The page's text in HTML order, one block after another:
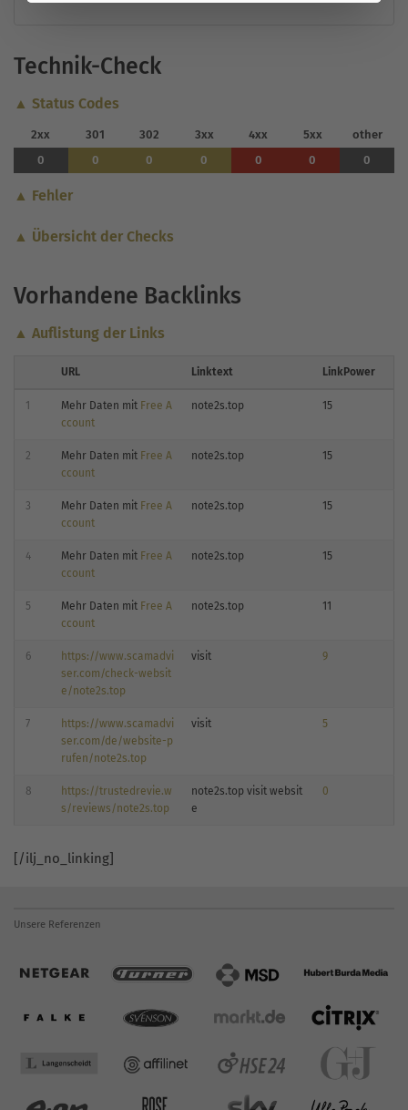
Technik-Check
▲ Status Codes
2xx 301 302 3xx 4xx 5xx
other
0
0 0 0 0 0 0
▲ Fehler
▲ Übersicht der Checks
Vorhandene Backlinks
▲ Auflistung der Links
URL Linktext LinkPower
1 Mehr Daten mit Free A
ccount
note2s.top 15
2 Mehr Daten mit Free A
ccount
note2s.top 15
3 Mehr Daten mit Free A
ccount
note2s.top 15
4 Mehr Daten mit Free A
ccount
note2s.top 15
5 Mehr Daten mit Free A
ccount
note2s.top 11
6
https://www.scamadvi
ser.com/check-websit
e/note2s.top
visit 9
7
https://www.scamadvi
ser.com/de/website-p
rufen/note2s.top
visit 5
8
https://trustedrevie.w
s/reviews/note2s.top
note2s.top visit websit
e
0
[/ilj_no_linking]
Unsere Referenzen